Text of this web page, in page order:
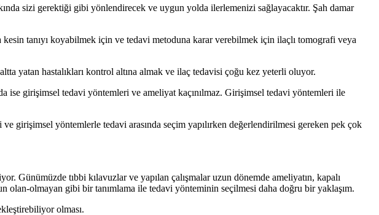
sizi gerektiği gibi yönlendirecek ve uygun yolda ilerlemenizi sağlayacaktır. Şah damar
tanıyı koyabilmek için ve tedavi metoduna karar verebilmek için ilaçlı tomografi veya
yatan hastalıkları kontrol altına almak ve ilaç tedavisi çoğu kez yeterli oluyor.
ise girişimsel tedavi yöntemleri ve ameliyat kaçınılmaz. Girişimsel tedavi yöntemleri ile
girişimsel yöntemlerle tedavi arasında seçim yapılırken değerlendirilmesi gereken pek çok
Günümüzde tıbbi kılavuzlar ve yapılan çalışmalar uzun dönemde ameliyatın, kapalı
olan-olmayan gibi bir tanımlama ile tedavi yönteminin seçilmesi daha doğru bir yaklaşım.
olması.